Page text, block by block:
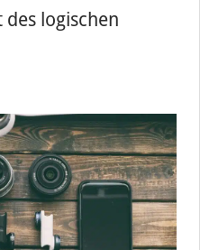
des logischen